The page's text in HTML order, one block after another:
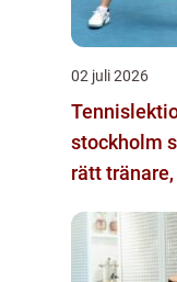
02 juli 2026
stockholm så hittar du
rätt